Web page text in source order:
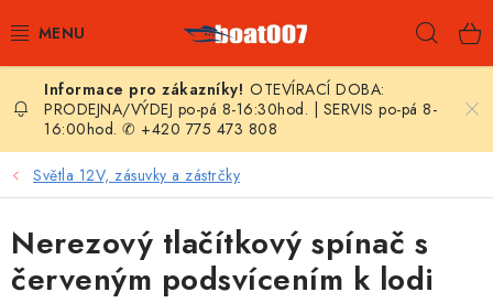
na
E-SHOP
AKČNÍ SLEVY
ZPRAVODAJ
OTEVÍRACÍ DOBA:
PRODEJNA/VÝDEJ po-pá 8-16:30hod. | SERVIS po-pá 8-
16:00hod. ✆ +420 775 473 808
Světla 12V, zásuvky a zástrčky
Nerezový tlačítkový spínač s
červeným podsvícením k lodi